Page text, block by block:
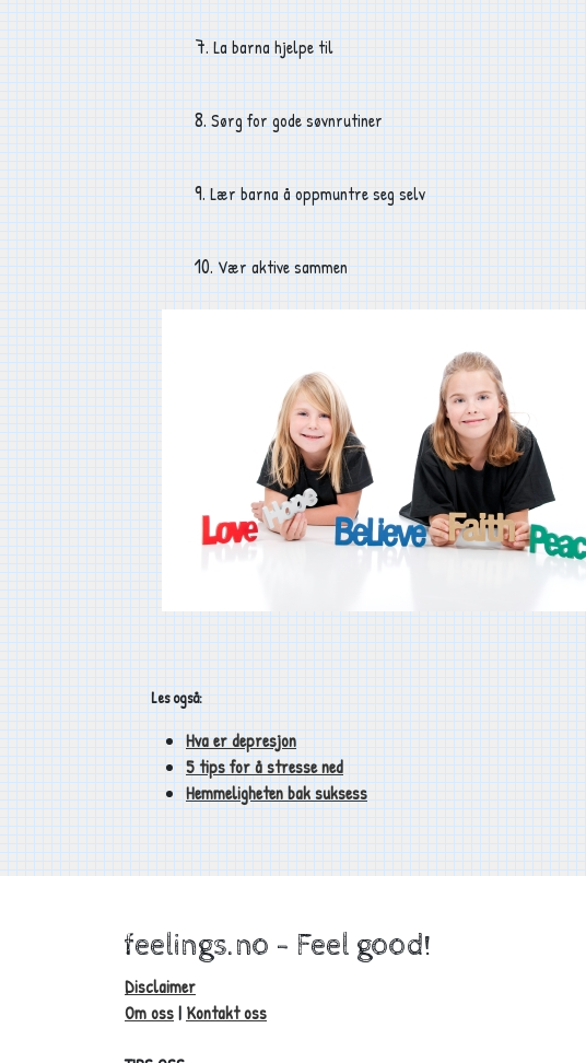
7. La barna hjelpe til
8.Sørg for gode søvnrutiner
9. Lær barna å oppmuntre seg selv
10. Vær aktive sammen
Les også:
Hva er depresjon
5 tips for å stresse ned
Hemmeligheten bak suksess
feelings.no - Feel good!
Disclaimer
Om oss| Kontakt oss